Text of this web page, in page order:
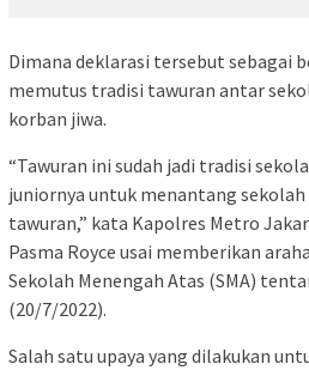
Dimana deklarasi tersebut sebagai
memutus tradisi tawuran antar
korban jiwa.
“Tawuran ini sudah jadi tradisi
juniornya untuk menantang
tawuran,” kata Kapolres Metro
Pasma Royce usai memberikan
Sekolah Menengah Atas (SMA)
(20/7/2022).
Salah satu upaya yang dilakukan